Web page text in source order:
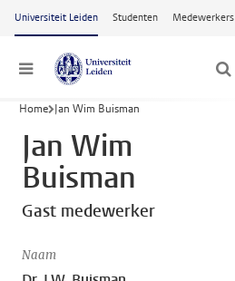
Ga naar hoofdinhoud
Universiteit Leiden Studenten Medewerkers
Menu
Home Jan Wim Buisman
Jan Wim
Buisman
Gast medewerker
Naam